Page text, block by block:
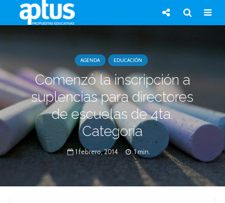
AGENDA EDUCACIÓN
Comenzó la inscripción a
suplencias para directores
de escuelas de 4ta.
Categoría
1 febrero, 2014 1 min.